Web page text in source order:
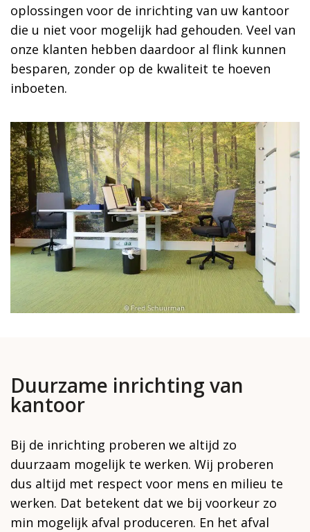
oplossingen voor de inrichting van uw kantoor
die u niet voor mogelijk had gehouden. Veel van
onze klanten hebben daardoor al flink kunnen
besparen, zonder op de kwaliteit te hoeven
inboeten.
Duurzame inrichting van
kantoor
Bij de inrichting proberen we altijd zo
duurzaam mogelijk te werken. Wij proberen
dus altijd met respect voor mens en milieu te
werken. Dat betekent dat we bij voorkeur zo
min mogelijk afval produceren. En het afval